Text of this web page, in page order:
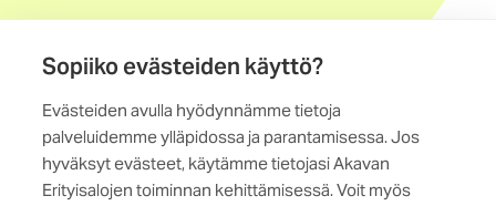
Sopiiko evästeiden käyttö?
Evästeiden avulla hyödynnämme tietoja
palveluidemme ylläpidossa ja parantamisessa. Jos
hyväksyt evästeet, käytämme tietojasi Akavan
Erityisalojen toiminnan kehittämisessä. Voit myös
Yhteystiedot
Maistraatinportti 4 A, 6. krs
00240 Helsinki
Kaikki yhteystiedot